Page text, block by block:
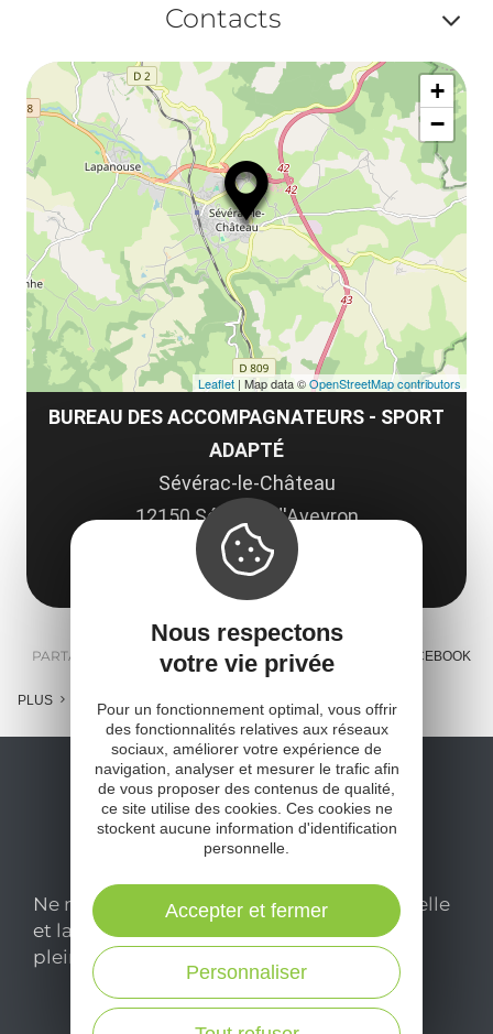
ou
et
Contacts
ou
BUREAU DES ACCOMPAGNATEURS - SPORT
ADAPTÉ
Sévérac-le-Château
12150 Sévérac d'Aveyron
Obtenir l'itinéraire
+
−
Leaflet | Map data ©OpenStreetMap contributors
PARTAGER : E-MAIL MESSENGER FACEBOOK
PLUS
Ne manquez pas notre newsletter mensuelle
et laissez-vous inspirer pour profiter
pleinement de votre séjour en Aveyron.
Nous respectons
votre vie privée
Pour un fonctionnement optimal, vous offrir
des fonctionnalités relatives aux réseaux
sociaux, améliorer votre expérience de
navigation, analyser et mesurer le trafic afin
de vous proposer des contenus de qualité,
ce site utilise des cookies. Ces cookies ne
stockent aucune information d'identification
personnelle.
Personnaliser
Accepter et fermer